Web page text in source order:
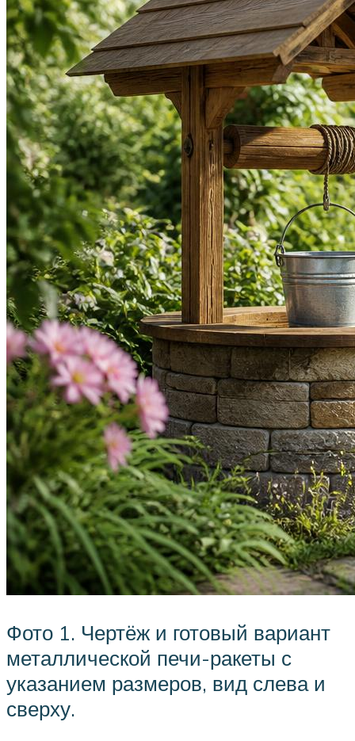
Фото 1. Чертёж и готовый вариант
металлической печи-ракеты с
указанием размеров, вид слева и
сверху.